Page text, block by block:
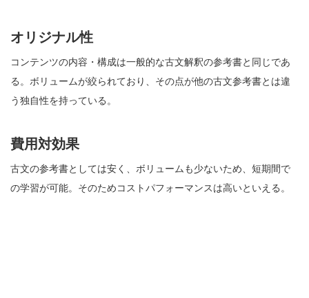
オリジナル性
コンテンツの内容・構成は一般的な古文解釈の参考書と同じであ
る。ボリュームが絞られており、その点が他の古文参考書とは違
う独自性を持っている。
費用対効果
古文の参考書としては安く、ボリュームも少ないため、短期間で
の学習が可能。そのためコストパフォーマンスは高いといえる。